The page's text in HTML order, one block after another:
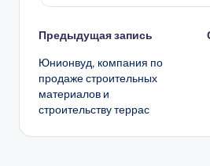
Навигация
записи
Предыдущая запись
Юнионвуд, компания по
продаже строительных
материалов и
строительству террас